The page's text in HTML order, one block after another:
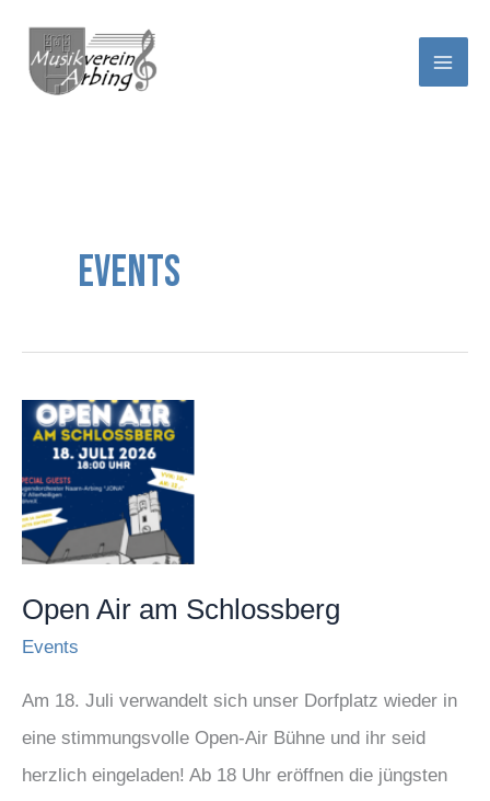
Inhalt
springen
Events
Open Air am Schlossberg
Events
Am 18. Juli verwandelt sich unser Dorfplatz wieder in
eine stimmungsvolle Open-Air Bühne und ihr seid
herzlich eingeladen! Ab 18 Uhr eröffnen die jüngsten
Open
am
Schlossberg